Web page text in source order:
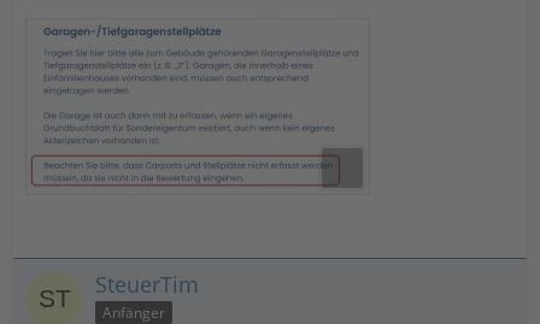
SteuerTim
Anfänger